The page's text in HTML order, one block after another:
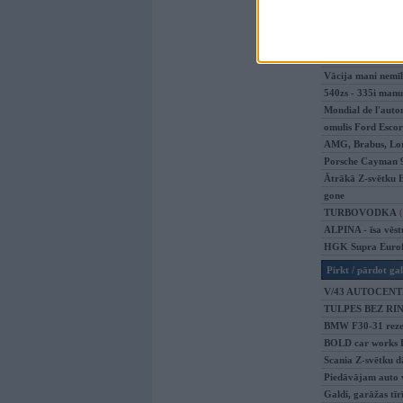
Vācija mani
540zs - 335i
Mondial de
omulis Ford
AMG, Brabus,
Porsche Cayman
Ātrākā Z-svētku
gone
TURBOVODKA
ALPINA - īsa
HGK Supra
Pirkt / pārdot
V/43
TULPES BEZ
BMW F30-31
BOLD car works
Scania Z-svētku
Piedāvājam auto
Galdi, garāžas